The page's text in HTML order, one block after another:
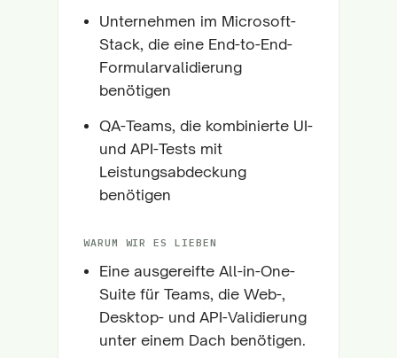
Unternehmen im Microsoft-
Stack, die eine End-to-End-
Formularvalidierung
benötigen
QA-Teams, die kombinierte UI-
und API-Tests mit
Leistungsabdeckung
benötigen
WARUM WIR ES LIEBEN
Eine ausgereifte All-in-One-
Suite für Teams, die Web-,
Desktop- und API-Validierung
unter einem Dach benötigen.